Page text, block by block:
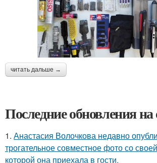
читать дальше →
Последние обновления на
1. Анастасия Волочкова недавно
трогательное совместное фото со
которой она приехала в гости.